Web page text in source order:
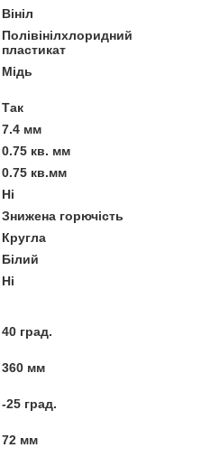
Вініл
Полівінілхлоридний
пластикат
Мідь
Так
7.4 мм
0.75 кв. мм
0.75 кв.мм
Ні
Знижена горючість
Кругла
Білий
Ні
40 град.
360 мм
-25 град.
72 мм